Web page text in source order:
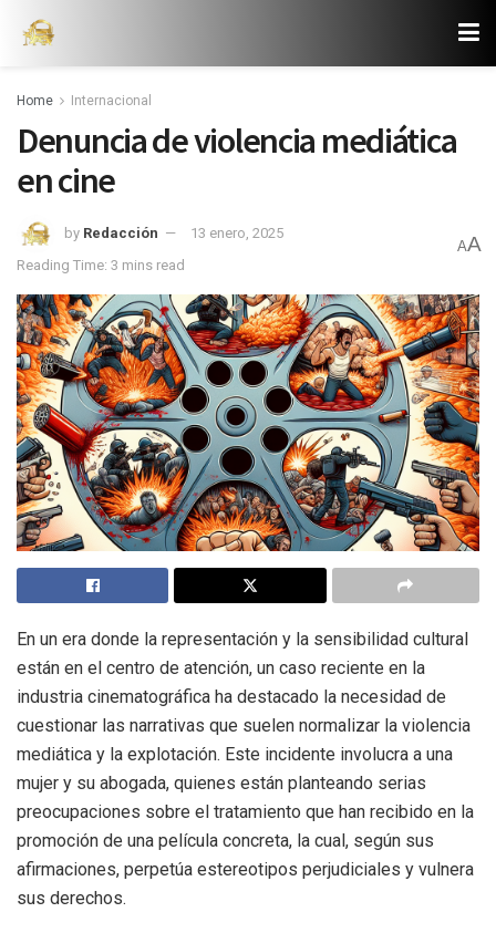
Home Internacional
Denuncia de violencia mediática
en cine
by Redacción
13 enero, 2025
Reading Time: 3 mins read
AA
En un era donde la representación y la sensibilidad cultural
están en el centro de atención, un caso reciente en la
industria cinematográfica ha destacado la necesidad de
cuestionar las narrativas que suelen normalizar la violencia
mediática y la explotación. Este incidente involucra a una
mujer y su abogada, quienes están planteando serias
preocupaciones sobre el tratamiento que han recibido en la
promoción de una película concreta, la cual, según sus
afirmaciones, perpetúa estereotipos perjudiciales y vulnera
sus derechos.